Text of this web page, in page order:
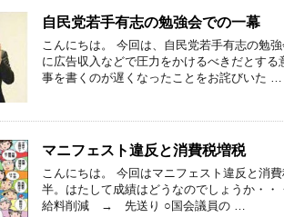
自民党若手有志の勉強会での一幕
こんにちは。 今回は、自民党若手有志の勉
に広告収入などで圧力をかけるべきだとす
事を書くのが遅くなったことをお詫びいた …
マニフェスト違反と消費税増税
こんにちは。 今回はマニフェスト違反と消
半。はたして成績はどうなのでしょうか・
給料削減 → 先送り ○国会議員の …